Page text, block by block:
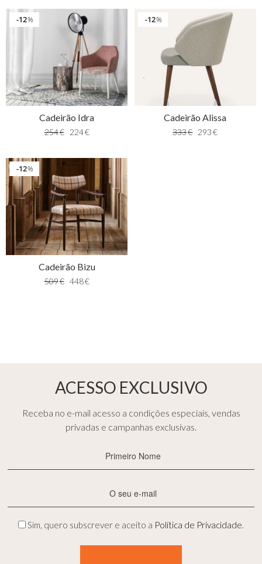
%
12
Cadeirão Idra
254€ 224€
%
12
Cadeirão Alissa
333€ 293 €
%
12
Cadeirão Bizu
509€ 448€
ACESSO EXCLUSIVO
Receba no e-mail acesso a condições especiais, vendas
privadas e campanhas exclusivas.
Nome
mail
Privacidade
Sim, quero subscrever e aceito a Política de Privacidade